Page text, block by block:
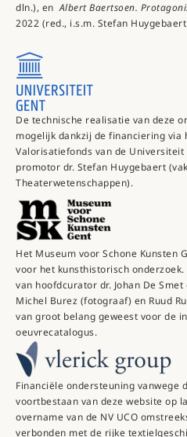
dln.), enAlbert Baertsoen.
2022 (red., i.s.m. Stefan
De technische realisatie van deze
mogelijk dankzij de financiering via
Valorisatiefonds van de
promotor dr. Stefan Huygebaert
Theaterwetenschappen).
Het Museum voor Schone Kunsten
voor het kunsthistorisch
van hoofdcurator dr. Johan De
Michel Burez (fotograaf) en Ruud
van groot belang geweest voor de
oeuvrecatalogus.
Financiële ondersteuning vanwege
voortbestaan van deze website op
overname van de NV UCO
verbonden met de rijke